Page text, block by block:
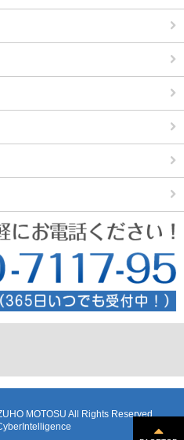
MOTOSU All Rights Reserved.